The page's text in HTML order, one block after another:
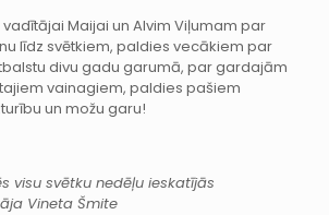
Maijai un Alvim Viļumam par
līdz svētkiem, paldies vecākiem par
divu gadu garumā, par gardajām
vainagiem, paldies pašiem
un možu garu!
visu svētku nedēļu ieskatījās
Vineta Šmite